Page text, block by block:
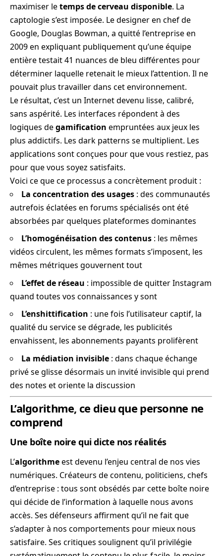
maximiser letemps de cerveau disponible. La
captologie s’est imposée. Le designer en chef de
Google, Douglas Bowman, a quitté l’entreprise en
2009 en expliquant publiquement qu’une équipe
entière testait 41 nuances de bleu différentes pour
déterminer laquelle retenait le mieux l’attention. Il ne
pouvait plus travailler dans cet environnement.
Le résultat, c’est un Internet devenu lisse, calibré,
sans aspérité. Les interfaces répondent à des
logiques degamification empruntées aux jeux les
plus addictifs. Les dark patterns se multiplient. Les
applications sont conçues pour que vous restiez, pas
pour que vous soyez satisfaits.
Voici ce que ce processus a concrètement produit :
La concentration des usages : des communautés
autrefois éclatées en forums spécialisés ont été
absorbées par quelques plateformes dominantes
L’homogénéisation des contenus : les mêmes
vidéos circulent, les mêmes formats s’imposent, les
mêmes métriques gouvernent tout
L’effet de réseau : impossible de quitter Instagram
quand toutes vos connaissances y sont
L’enshittification : une fois l’utilisateur captif, la
qualité du service se dégrade, les publicités
envahissent, les abonnements payants prolifèrent
La médiation invisible : dans chaque échange
privé se glisse désormais un invité invisible qui prend
des notes et oriente la discussion
L’algorithme, ce dieu que personne ne
comprend
Une boîte noire qui dicte nos réalités
L’algorithmeest devenu l’enjeu central de nos vies
numériques. Créateurs de contenu, politiciens, chefs
d’entreprise : tous sont obsédés par cette boîte noire
qui décide de l’information à laquelle nous avons
accès. Ses défenseurs affirment qu’il ne fait que
s’adapter à nos comportements pour mieux nous
satisfaire. Ses critiques soulignent qu’il privilégie